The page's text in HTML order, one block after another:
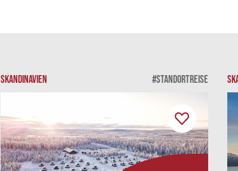
SKANDINAVIEN #STANDORTREISE